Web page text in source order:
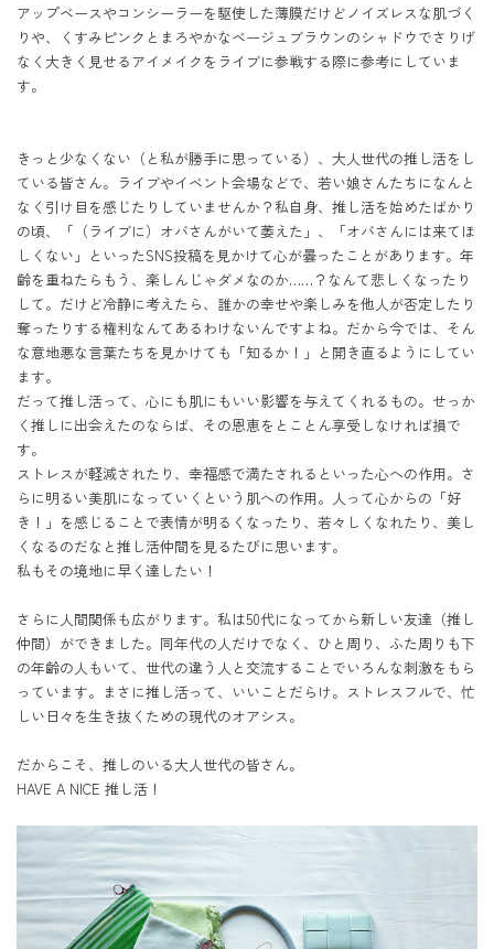
アップベースやコンシーラーを駆使した薄膜だけどノイズレスな肌づく
りや、くすみピンクとまろやかなベージュブラウンのシャドウでさりげ
なく大きく見せるアイメイクをライブに参戦する際に参考にしていま
す。
きっと少なくない（と私が勝手に思っている）、大人世代の推し活をし
ている皆さん。ライブやイベント会場などで、若い娘さんたちになんと
なく引け目を感じたりしていませんか？私自身、推し活を始めたばかり
の頃、「（ライブに）オバさんがいて萎えた」、「オバさんには来てほ
しくない」といったSNS投稿を見かけて心が曇ったことがあります。年
齢を重ねたらもう、楽しんじゃダメなのか……？なんて悲しくなったり
して。だけど冷静に考えたら、誰かの幸せや楽しみを他人が否定したり
奪ったりする権利なんてあるわけないんですよね。だから今では、そん
な意地悪な言葉たちを見かけても「知るか！」と開き直るようにしてい
ます。
だって推し活って、心にも肌にもいい影響を与えてくれるもの。せっか
く推しに出会えたのならば、その恩恵をとことん享受しなければ損で
す。
ストレスが軽減されたり、幸福感で満たされるといった心への作用。さ
らに明るい美肌になっていくという肌への作用。人って心からの「好
き！」を感じることで表情が明るくなったり、若々しくなれたり、美し
くなるのだなと推し活仲間を見るたびに思います。
私もその境地に早く達したい！
さらに人間関係も広がります。私は50代になってから新しい友達（推し
仲間）ができました。同年代の人だけでなく、ひと周り、ふた周りも下
の年齢の人もいて、世代の違う人と交流することでいろんな刺激をもら
っています。まさに推し活って、いいことだらけ。ストレスフルで、忙
しい日々を生き抜くための現代のオアシス。
だからこそ、推しのいる大人世代の皆さん。
HAVE A NICE 推し活！